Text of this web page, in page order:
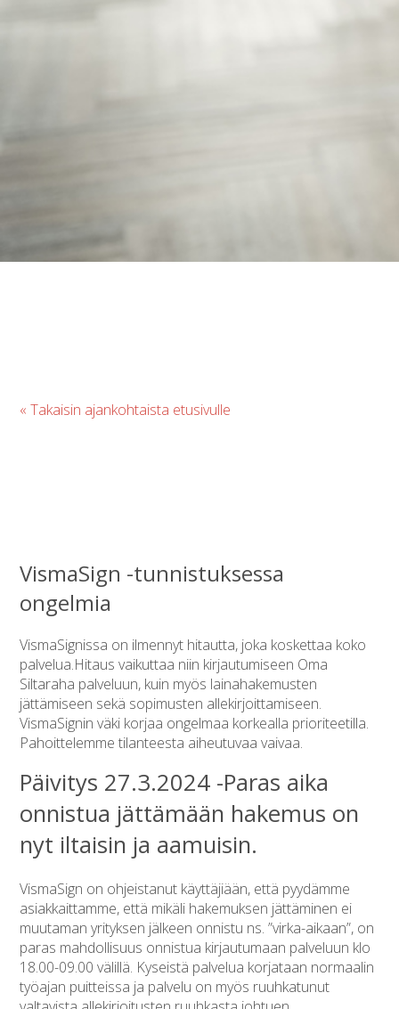
« Takaisin ajankohtaista etusivulle
VismaSign -tunnistuksessa
ongelmia
VismaSignissa on ilmennyt hitautta, joka koskettaa koko
palvelua.Hitaus vaikuttaa niin kirjautumiseen Oma
Siltaraha palveluun, kuin myös lainahakemusten
jättämiseen sekä sopimusten allekirjoittamiseen.
VismaSignin väki korjaa ongelmaa korkealla prioriteetilla.
Pahoittelemme tilanteesta aiheutuvaa vaivaa.
Päivitys 27.3.2024 -Paras aika
onnistua jättämään hakemus on
nyt iltaisin ja aamuisin.
VismaSign on ohjeistanut käyttäjiään, että pyydämme
asiakkaittamme, että mikäli hakemuksen jättäminen ei
muutaman yrityksen jälkeen onnistu ns. ”virka-aikaan”, on
paras mahdollisuus onnistua kirjautumaan palveluun klo
18.00-09.00 välillä. Kyseistä palvelua korjataan normaalin
työajan puitteissa ja palvelu on myös ruuhkatunut